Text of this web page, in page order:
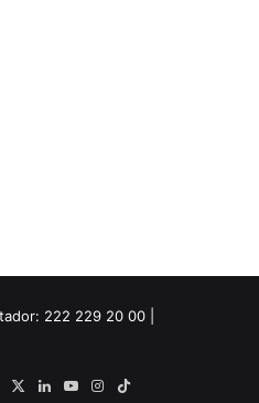
222 229 20 00 |
X LinkedInYouTubeInstagram
TikTok